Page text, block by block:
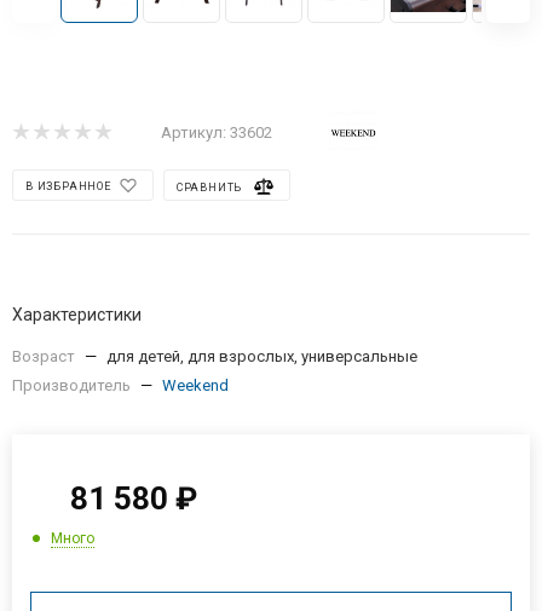
Артикул: 33602
В ИЗБРАННОЕ СРАВНИТЬ
Характеристики
Возраст — для детей, для взрослых, универсальные
Производитель
— Weekend
81 580 ₽
Много